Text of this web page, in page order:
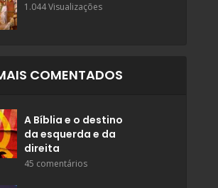
1.044 Visualizações
COMENTADOS
A Bíblia e o destino
da esquerda e da
direita
45 comentários